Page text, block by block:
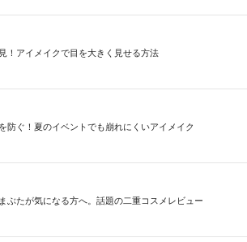
！アイメイクで目を大きく見せる方法
防ぐ！夏のイベントでも崩れにくいアイメイク
ぶたが気になる方へ。話題の二重コスメレビュー